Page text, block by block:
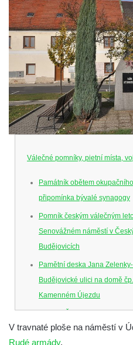
Válečné pomníky, pietní místa,
Památník obětem
připomínka bývalé synagogy
Pomník českým válečným
Senovážném náměstí v
Budějovicích
Pamětní deska Jana
Budějovické ulici na domě
Kamenném Újezdu
Kenotaf Šimona Valhy na
Kamenném Újezdě
V travnaté ploše na náměstí v
Rudé armády.